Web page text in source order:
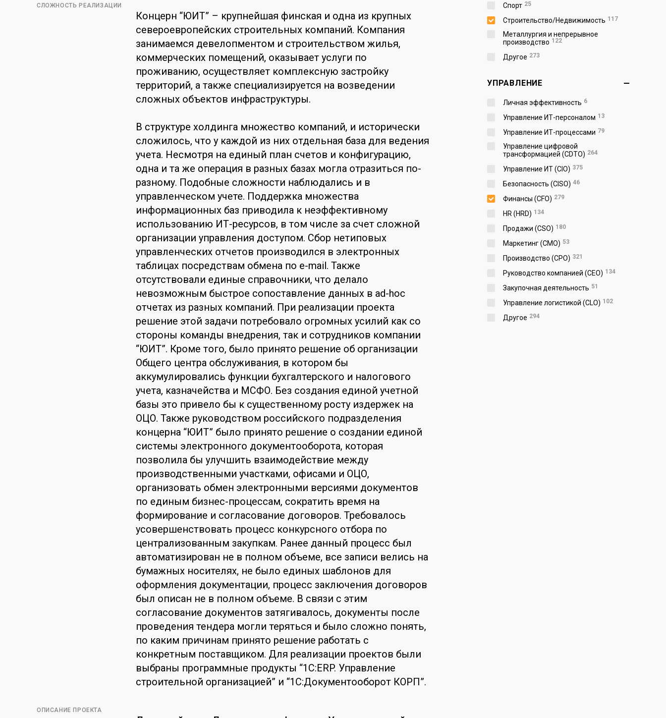
СЛОЖНОСТЬ РЕАЛИЗАЦИИ
Концерн “ЮИТ” – крупнейшая финская и одна из крупных
североевропейских строительных компаний. Компания
занимаемся девелопментом и строительством жилья,
коммерческих помещений, оказывает услуги по
проживанию, осуществляет комплексную застройку
территорий, а также специализируется на возведении
сложных объектов инфраструктуры.
В структуре холдинга множество компаний, и исторически
сложилось, что у каждой из них отдельная база для ведения
учета. Несмотря на единый план счетов и конфигурацию,
одна и та же операция в разных базах могла отразиться по-
разному. Подобные сложности наблюдались и в
управленческом учете. Поддержка множества
информационных баз приводила к неэффективному
использованию ИТ-ресурсов, в том числе за счет сложной
организации управления доступом. Сбор нетиповых
управленческих отчетов производился в электронных
таблицах посредствам обмена по e-mail. Также
отсутствовали единые справочники, что делало
невозможным быстрое сопоставление данных в ad-hoc
отчетах из разных компаний. При реализации проекта
решение этой задачи потребовало огромных усилий как со
стороны команды внедрения, так и сотрудников компании
“ЮИТ”. Кроме того, было принято решение об организации
Общего центра обслуживания, в котором бы
аккумулировались функции бухгалтерского и налогового
учета, казначейства и МСФО. Без создания единой учетной
базы это привело бы к существенному росту издержек на
ОЦО. Также руководством российского подразделения
концерна “ЮИТ” было принято решение о создании единой
системы электронного документооборота, которая
позволила бы улучшить взаимодействие между
производственными участками, офисами и ОЦО,
организовать обмен электронными версиями документов
по единым бизнес-процессам, сократить время на
формирование и согласование договоров. Требовалось
усовершенствовать процесс конкурсного отбора по
централизованным закупкам. Ранее данный процесс был
автоматизирован не в полном объеме, все записи велись на
бумажных носителях, не было единых шаблонов для
оформления документации, процесс заключения договоров
был описан не в полном объеме. В связи с этим
согласование документов затягивалось, документы после
проведения тендера могли теряться и было сложно понять,
по каким причинам принято решение работать с
конкретным поставщиком. Для реализации проектов были
выбраны программные продукты “1С:ERP. Управление
строительной организацией” и “1С:Документооборот КОРП”.
ОПИСАНИЕ ПРОЕКТА
Спорт 25
Строительство/Недвижимость 117
Металлургия и непрерывное
производство 122
Другое 273
УПРАВЛЕНИЕ
Личная эффективность 6
Управление ИТ-персоналом 13
Управление ИТ-процессами 79
Управление цифровой
трансформацией (CDTO) 264
Управление ИТ (CIO) 375
Безопасность (CISO) 46
Финансы (CFO) 279
HR (HRD) 134
Продажи (CSO) 180
Маркетинг (CMO) 53
Производство (СPO) 321
Руководство компанией (CEO) 134
Закупочная деятельность 51
Управление логистикой (CLO) 102
Другое 294